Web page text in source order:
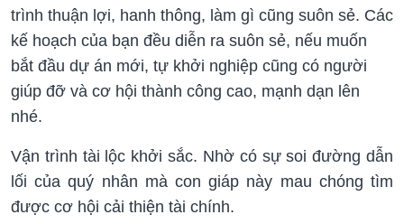
trình thuận lợi, hanh thông, làm gì cũng suôn sẻ. Các
kế hoạch của bạn đều diễn ra suôn sẻ, nếu muốn
bắt đầu dự án mới, tự khởi nghiệp cũng có người
giúp đỡ và cơ hội thành công cao, mạnh dạn lên
nhé.
Vận trình tài lộc khởi sắc. Nhờ có sự soi đường dẫn
lối của quý nhân mà con giáp này mau chóng tìm
được cơ hội cải thiện tài chính.